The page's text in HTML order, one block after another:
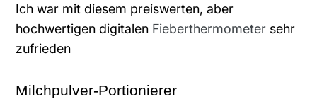
Ich war mit diesem preiswerten, aber
hochwertigen digitalen Fieberthermometer sehr
zufrieden
Milchpulver-Portionierer